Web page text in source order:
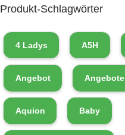
Produkt-Schlagwörter
4 Ladys A5H
Angebot Angebote
Aquion Baby